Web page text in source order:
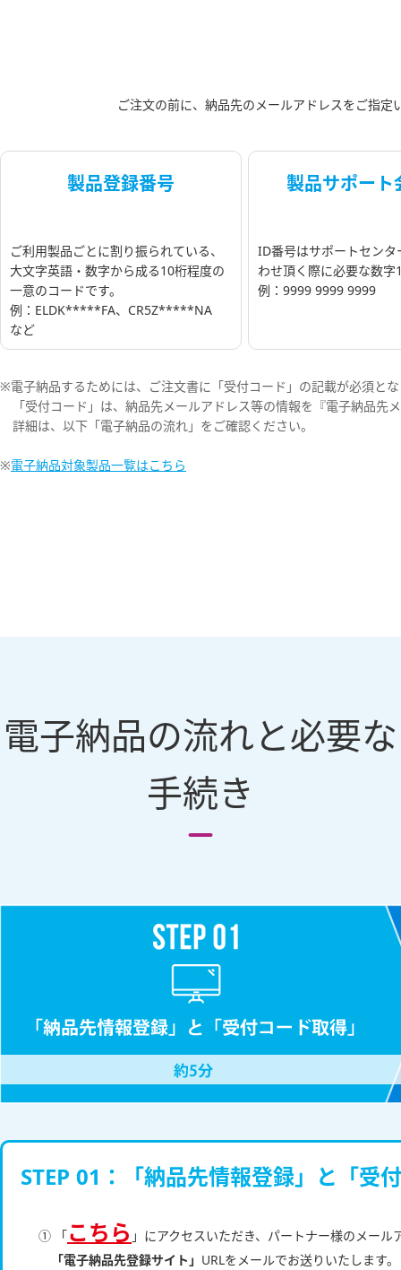
ご注文の前に、納品先のメールアドレスをご指
製品登録番号
ご利用製品ごとに割り振られている、
大文字英語・数字から成る10桁程度の
一意のコードです。
例：ELDK*****FA、CR5Z*****NA
など
製品サポート
ID番号はサポートセンタ
わせ頂く際に必要な数字
例：9999 9999 9999
※電子納品するためには、ご注文書に「受付コード」の記載が必須とな
「受付コード」は、納品先メールアドレス等の情報を『電子納品
詳細は、以下「電子納品の流れ」をご確認ください。
※電子納品対象製品一覧はこちら
電子納品の流れと必要な
手続き
STEP 01：「納品先情報登録」と「受
① 「 こちら 」にアクセスいただき、パートナー様のメール
「電子納品先登録サイト」 URLをメールでお送りいたします。